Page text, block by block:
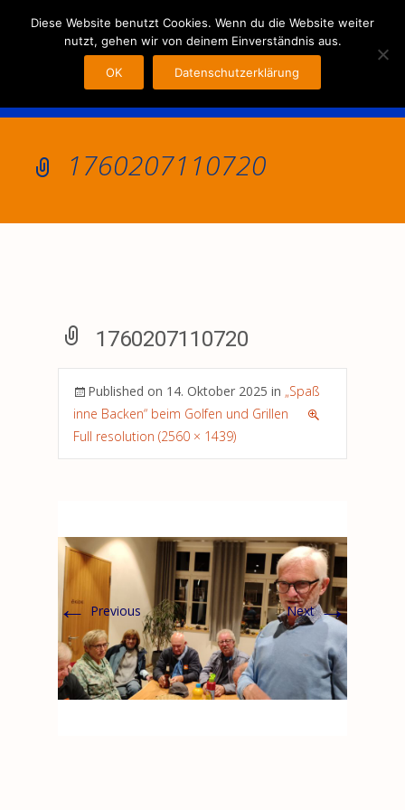
1760207110720
1760207110720
Published on 14. Oktober 2025 in „Spaß
inne Backen“ beim Golfen und Grillen
Full resolution (2560 × 1439)
← Previous Next→
MENU
Diese Website benutzt Cookies. Wenn du die Website weiter
nutzt, gehen wir von deinem Einverständnis aus.
OK Datenschutzerklärung